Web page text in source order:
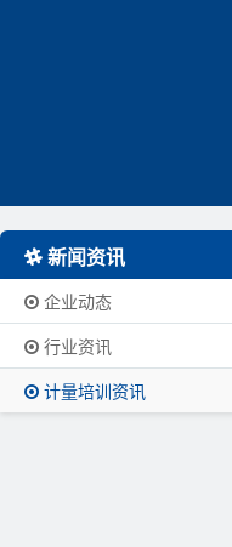
新闻资讯
企业动态
行业资讯
计量培训资讯